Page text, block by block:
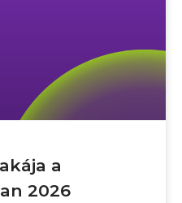
a
2026